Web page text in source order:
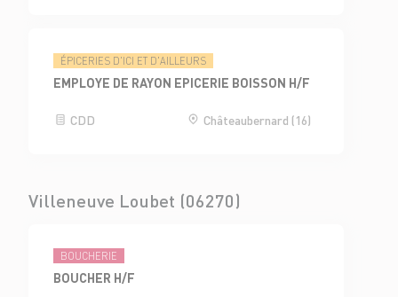
ÉPICERIES D'ICI ET D'AILLEURS
EMPLOYE DE RAYON EPICERIE BOISSON H/F
CDD Châteaubernard (16)
Villeneuve Loubet (06270)
BOUCHERIE
BOUCHER H/F